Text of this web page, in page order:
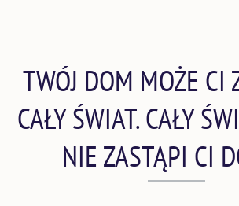
TWÓJ DOM MOŻE CI
CAŁY ŚWIAT. CAŁY
NIE ZASTĄPI CI